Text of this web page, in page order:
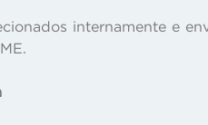
internamente e